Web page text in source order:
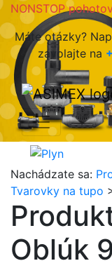
NONSTOP
Máte otázky?
zavolajte na
Nachádzate sa:
Tvarovky na tupo
Oblúk